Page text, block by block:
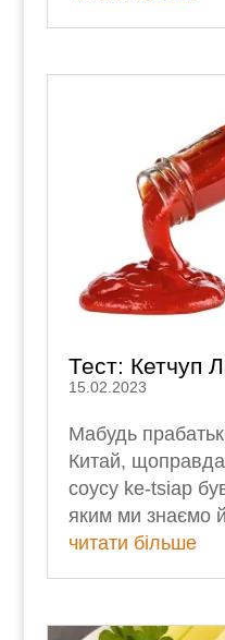
Тест: Кетчуп
15.02.2023
Мабудь
Китай,
соусу ke-tsiap
яким ми знаємо
читати більше